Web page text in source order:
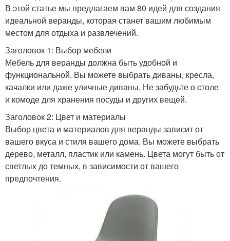
В этой статье мы предлагаем вам 80 идей для создания
идеальной веранды, которая станет вашим любимым
местом для отдыха и развлечений.
Заголовок 1: Выбор мебели
Мебель для веранды должна быть удобной и
функциональной. Вы можете выбрать диваны, кресла,
качалки или даже уличные диваны. Не забудьте о столе
и комоде для хранения посуды и других вещей.
Заголовок 2: Цвет и материалы
Выбор цвета и материалов для веранды зависит от
вашего вкуса и стиля вашего дома. Вы можете выбрать
дерево, металл, пластик или камень. Цвета могут быть от
светлых до темных, в зависимости от вашего
предпочтения.